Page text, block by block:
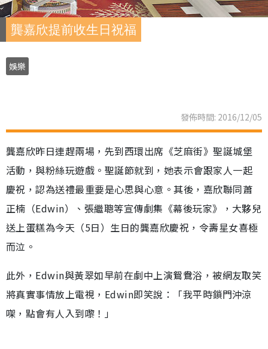
龔嘉欣提前收生日祝福
娛樂
發佈時間: 2016/12/05
龔嘉欣昨日連趕兩場，先到西環出席《芝麻街》聖誕城堡
活動，與粉絲玩遊戲。聖誕節就到，她表示會跟家人一起
慶祝，認為送禮最重要是心思與心意。其後，嘉欣聯同蕭
正楠（Edwin）、張繼聰等宣傳劇集《幕後玩家》，大夥兒
送上蛋糕為今天（5日）生日的龔嘉欣慶祝，令壽星女喜極
而泣。
此外，Edwin與黃翠如早前在劇中上演鴛鴦浴，被網友取笑
將真實事情放上電視，Edwin即笑說：「我平時鎖門沖涼
㗎，點會有人入到嚟！」